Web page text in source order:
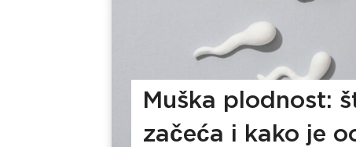
Muška plodnost:
začeća i kako je